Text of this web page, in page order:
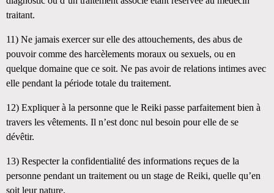
traitant.
11) Ne jamais exercer sur elle des attouchements, des abus de
pouvoir comme des harcèlements moraux ou sexuels, ou en
quelque domaine que ce soit. Ne pas avoir de relations intimes avec
elle pendant la période totale du traitement.
12) Expliquer à la personne que le Reiki passe parfaitement bien à
travers les vêtements. Il n’est donc nul besoin pour elle de se
dévêtir.
13) Respecter la confidentialité des informations reçues de la
personne pendant un traitement ou un stage de Reiki, quelle qu’en
soit leur nature.